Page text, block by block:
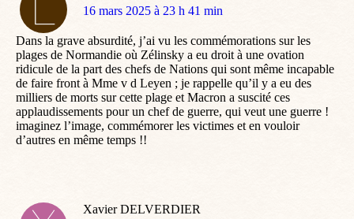
dit
16 mars 2025 à 23 h 41 min
Dans la grave absurdité, j’ai vu les commémorations sur les
plages de Normandie où Zélinsky a eu droit à une ovation
ridicule de la part des chefs de Nations qui sont même incapable
de faire front à Mme v d Leyen ; je rappelle qu’il y a eu des
milliers de morts sur cette plage et Macron a suscité ces
applaudissements pour un chef de guerre, qui veut une guerre !
imaginez l’image, commémorer les victimes et en vouloir
d’autres en même temps !!
Xavier DELVERDIER